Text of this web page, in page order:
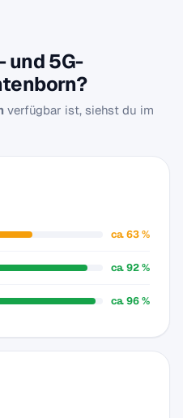
und 5G-
verfügbar ist, siehst du im
ca. 63 %
ca. 92 %
ca. 96 %